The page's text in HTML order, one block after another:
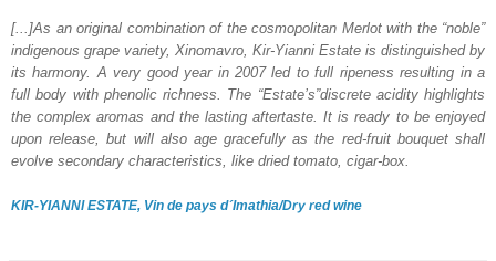
[...]As an original combination of the cosmopolitan Merlot with the “noble”
indigenous grape variety, Xinomavro, Kir-Yianni Estate is distinguished by
its harmony. A very good year in 2007 led to full ripeness resulting in a
full body with phenolic richness. The “Estate’s”discrete acidity highlights
the complex aromas and the lasting aftertaste. It is ready to be enjoyed
upon release, but will also age gracefully as the red-fruit bouquet shall
evolve secondary characteristics, like dried tomato, cigar-box.
KIR-YIANNI ESTATE, Vin de pays d´Imathia/Dry red wine